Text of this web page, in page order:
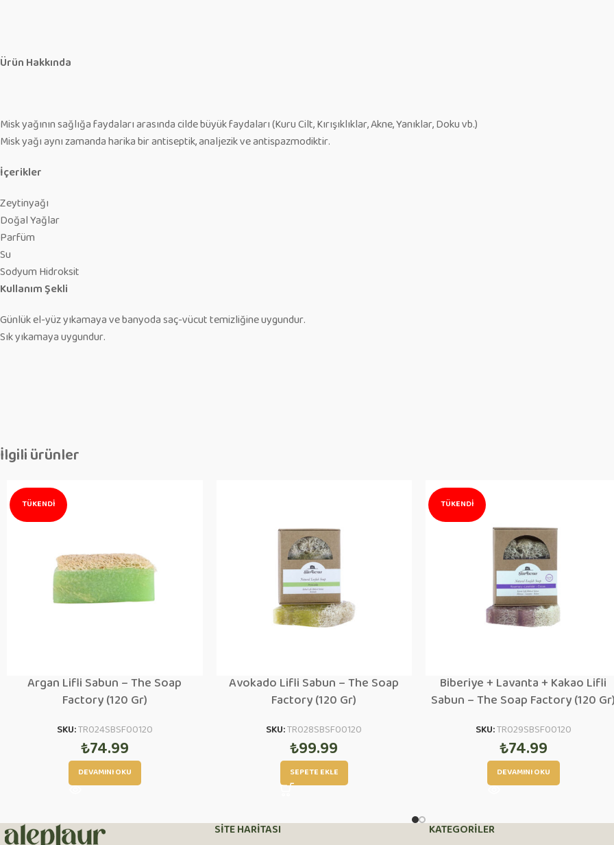
Ürün Hakkında
Misk yağının sağlığa faydaları arasında cilde büyük faydaları (Kuru Cilt, Kırışıklıklar, Akne, Yanıklar, Doku vb.)
Misk yağı aynı zamanda harika bir antiseptik, analjezik ve antispazmodiktir.
İçerikler
Zeytinyağı
Doğal Yağlar
Parfüm
Su
Sodyum Hidroksit
Kullanım Şekli
Günlük el-yüz yıkamaya ve banyoda saç-vücut temizliğine uygundur.
Sık yıkamaya uygundur.
İlgili ürünler
TÜKENDI
Argan Lifli Sabun – The Soap
Factory (120 Gr)
SKU:TR024SBSF00120
₺74.99
DEVAMINI OKU
Avokado Lifli Sabun – The Soap
Factory (120 Gr)
SKU:TR028SBSF00120
₺99.99
SEPETE EKLE
TÜKENDI
Biberiye + Lavanta + Kakao Lifli
Sabun – The Soap Factory (120 Gr)
SKU:TR029SBSF00120
₺74.99
DEVAMINI OKU
SITE HARITASI KATEGORİLER